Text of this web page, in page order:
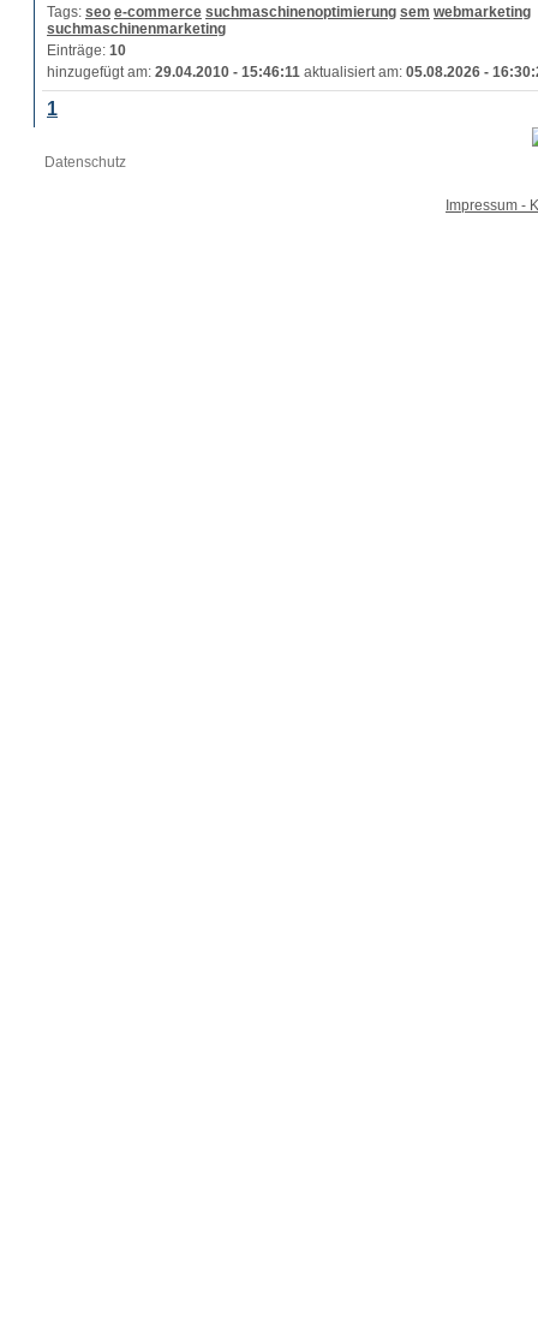
Tags: seo e-commerce suchmaschinenoptimierung sem webmarketing
suchmaschinenmarketing
Einträge: 10
hinzugefügt am: 29.04.2010 - 15:46:11 aktualisiert am: 05.08.2026 -
1
Datenschutz
Impressum -